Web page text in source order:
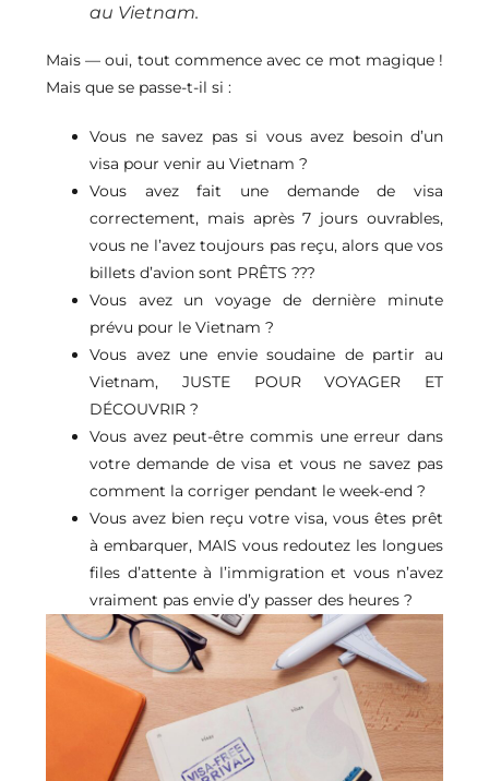
au Vietnam.
Mais — oui, tout commence avec ce mot magique !
Mais que se passe-t-il si :
Vous ne savez pas si vous avez besoin d’un
visa pour venir au Vietnam ?
Vous avez fait une demande de visa
correctement, mais après 7 jours ouvrables,
vous ne l’avez toujours pas reçu, alors que vos
billets d’avion sont PRÊTS ???
Vous avez un voyage de dernière minute
prévu pour le Vietnam ?
Vous avez une envie soudaine de partir au
Vietnam, JUSTE POUR VOYAGER ET
DÉCOUVRIR ?
Vous avez peut-être commis une erreur dans
votre demande de visa et vous ne savez pas
comment la corriger pendant le week-end ?
Vous avez bien reçu votre visa, vous êtes prêt
à embarquer, MAIS vous redoutez les longues
files d’attente à l’immigration et vous n’avez
vraiment pas envie d’y passer des heures ?